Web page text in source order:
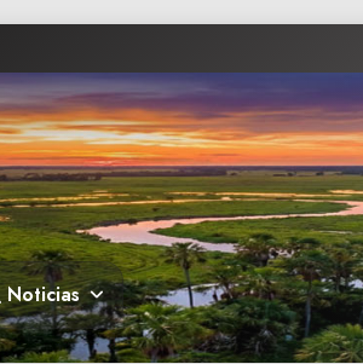
Noticias